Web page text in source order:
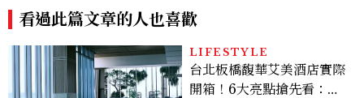
的藝術革命
看過此篇文章的人也喜歡
LIFESTYLE
台北板橋馥華艾美酒店實際
開箱！6大亮點搶先看：新